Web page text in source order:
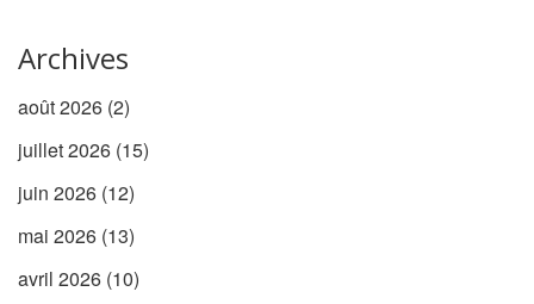
Archives
août 2026 (2)
juillet 2026 (15)
juin 2026 (12)
mai 2026 (13)
avril 2026 (10)